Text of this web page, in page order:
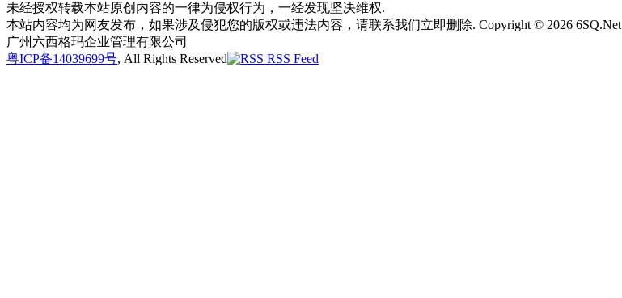
未经授权转载本站原创内容的一律为侵权行为，一经发现坚决维权.
本站内容均为网友发布，如果涉及侵犯您的版权或违法内容，请联系我们立即删除. Copyright © 2026 6SQ.Net
广州六西格玛企业管理有限公司
粤ICP备14039699号, All Rights Reserved RSS Feed